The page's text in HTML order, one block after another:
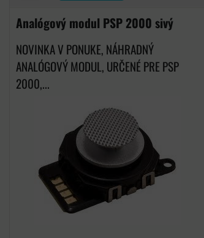
Analógový modul PSP 2000 sivý
NOVINKA V PONUKE, NÁHRADNÝ
ANALÓGOVÝ MODUL, URČENÉ PRE PSP
2000,...